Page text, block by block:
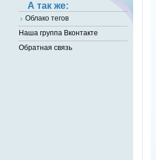
А так же:
Облако тегов
Наша группа Вконтакте
Обратная связь